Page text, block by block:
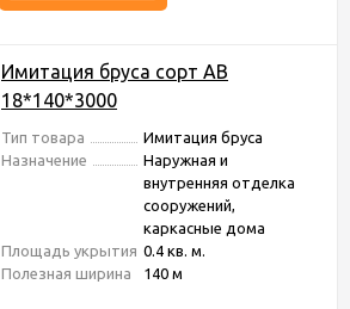
Имитация бруса сорт АВ
18*140*3000
Тип товара
Имитация бруса
Назначение
Наружная и
внутренняя отделка
сооружений,
каркасные дома
Площадь укрытия 0.4 кв. м.
Полезная ширина
140 м